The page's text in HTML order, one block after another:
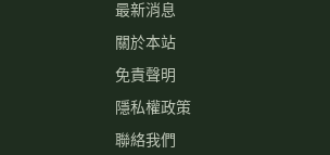
最新消息
關於本站
免責聲明
隱私權政策
聯絡我們